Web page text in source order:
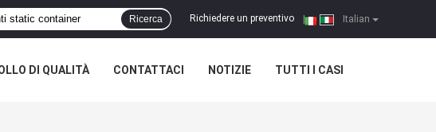
Italian
Richiedere un preventivo |
Ricerca
DI QUALITÀ CONTATTACI NOTIZIE TUTTI I CASI